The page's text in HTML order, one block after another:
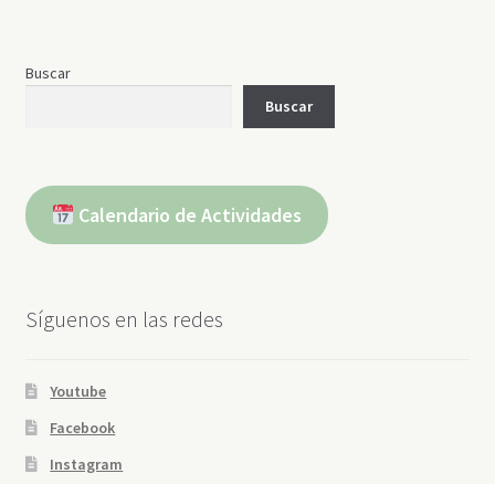
Buscar
Buscar
Calendario de Actividades
Síguenos en las redes
Youtube
Facebook
Instagram